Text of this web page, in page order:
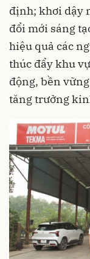
định; khơi dậy
đổi mới sáng
hiệu quả các
thúc đẩy khu
động, bền
tăng trưởng